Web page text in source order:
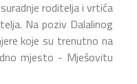
roditelja i vrtića
Na poziv Dalalinog
koje su trenutno na
mjesto - Mješovitu